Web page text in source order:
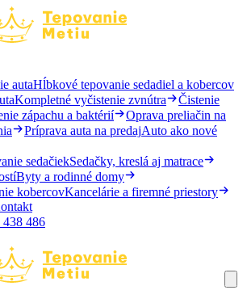
autaHĺbkové tepovanie sedadiel a kobercov
Kompletné vyčistenie zvnútra
Čistenie
zápachu a baktérií
Oprava preliačin na
Príprava auta na predajAuto ako nové
sedačiekSedačky, kreslá aj matrace
Byty a rodinné domy
kobercovKancelárie a firemné priestory
438 486